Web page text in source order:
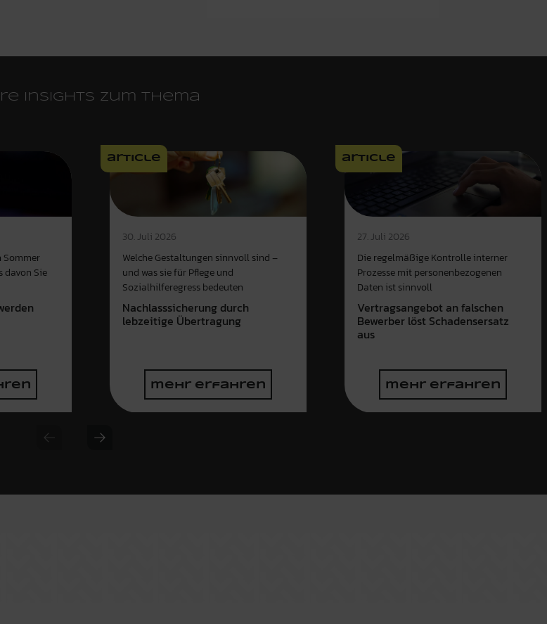
Insights zum Thema
Sommer
davon Sie
article
30. Juli 2026
Welche Gestaltungen sinnvoll sind –
und was sie für Pflege und
Sozialhilferegress bedeuten
Nachlasssicherung durch
lebzeitige Übertragung
mehr erfahren
article
27. Juli 2026
Die regelmäßige Kontrolle interner
Prozesse mit personenbezogenen
Daten ist sinnvoll
Vertragsangebot an falschen
Bewerber löst Schadensersatz
aus
mehr erfahren
Previous slide
Next slide